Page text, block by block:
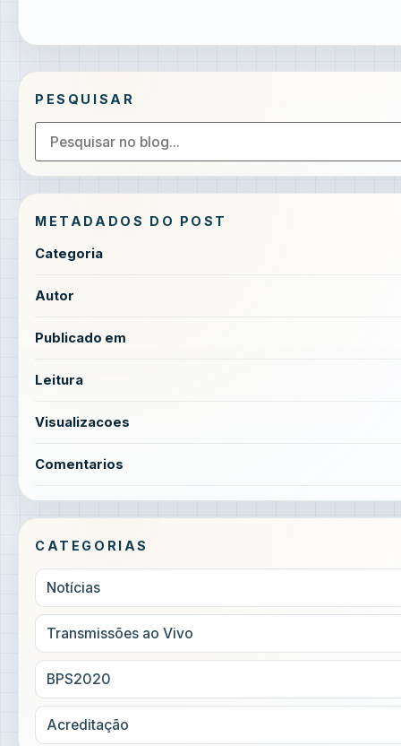
PESQUISAR
METADADOS DO POST
Categoria
Autor
Publicado em
Leitura
Visualizacoes
Comentarios
CATEGORIAS
Notícias
Transmissões ao Vivo
BPS2020
Acreditação